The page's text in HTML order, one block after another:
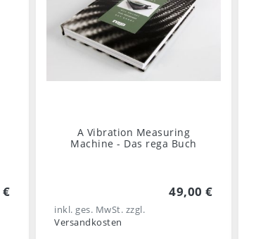
A Vibration Measuring
Machine - Das rega Buch
49,00 €
inkl. ges. MwSt. zzgl.
Versandkosten